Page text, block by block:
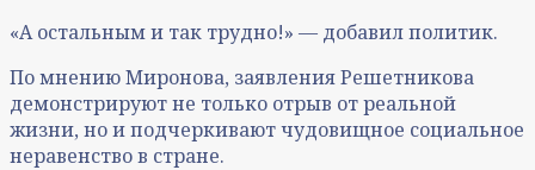
«А остальным и так трудно!» — добавил политик.
По мнению Миронова, заявления Решетникова
демонстрируют не только отрыв от реальной
жизни, но и подчеркивают чудовищное социальное
неравенство в стране.